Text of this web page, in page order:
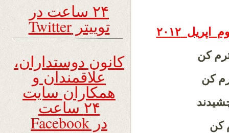
کن
کن
کن
۲۴ ساعت در
توییتر Twitter
کانون دوستداران،
علاقمندان و
همکاران سایت
۲۴ ساعت
در Facebook